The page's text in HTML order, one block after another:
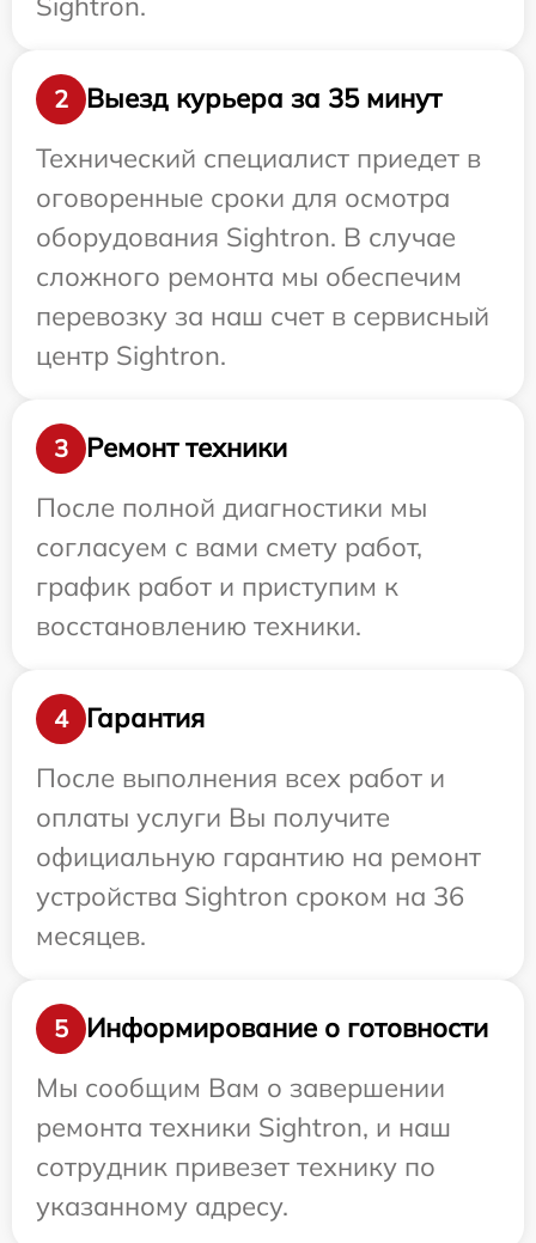
2
Выезд курьера за 35 минут
Технический специалист приедет в
оговоренные сроки для осмотра
оборудования Sightron. В случае
сложного ремонта мы обеспечим
перевозку за наш счет в сервисный
центр Sightron.
3
Ремонт техники
После полной диагностики мы
согласуем с вами смету работ,
график работ и приступим к
восстановлению техники.
4
Гарантия
После выполнения всех работ и
оплаты услуги Вы получите
официальную гарантию на ремонт
устройства Sightron сроком на 36
месяцев.
5
Информирование о готовности
Мы сообщим Вам о завершении
ремонта техники Sightron, и наш
сотрудник привезет технику по
указанному адресу.